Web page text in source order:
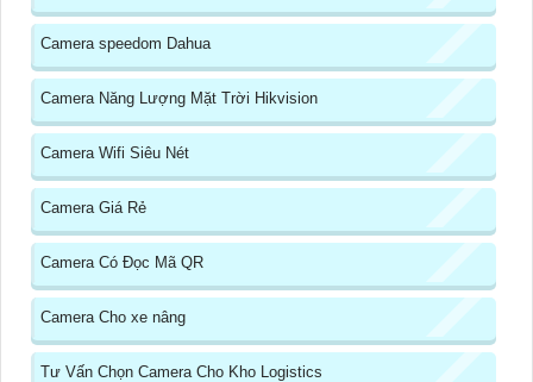
Camera speedom Dahua
Camera Năng Lượng Mặt Trời Hikvision
Camera Wifi Siêu Nét
Camera Giá Rẻ
Camera Có Đọc Mã QR
Camera Cho xe nâng
Tư Vấn Chọn Camera Cho Kho Logistics